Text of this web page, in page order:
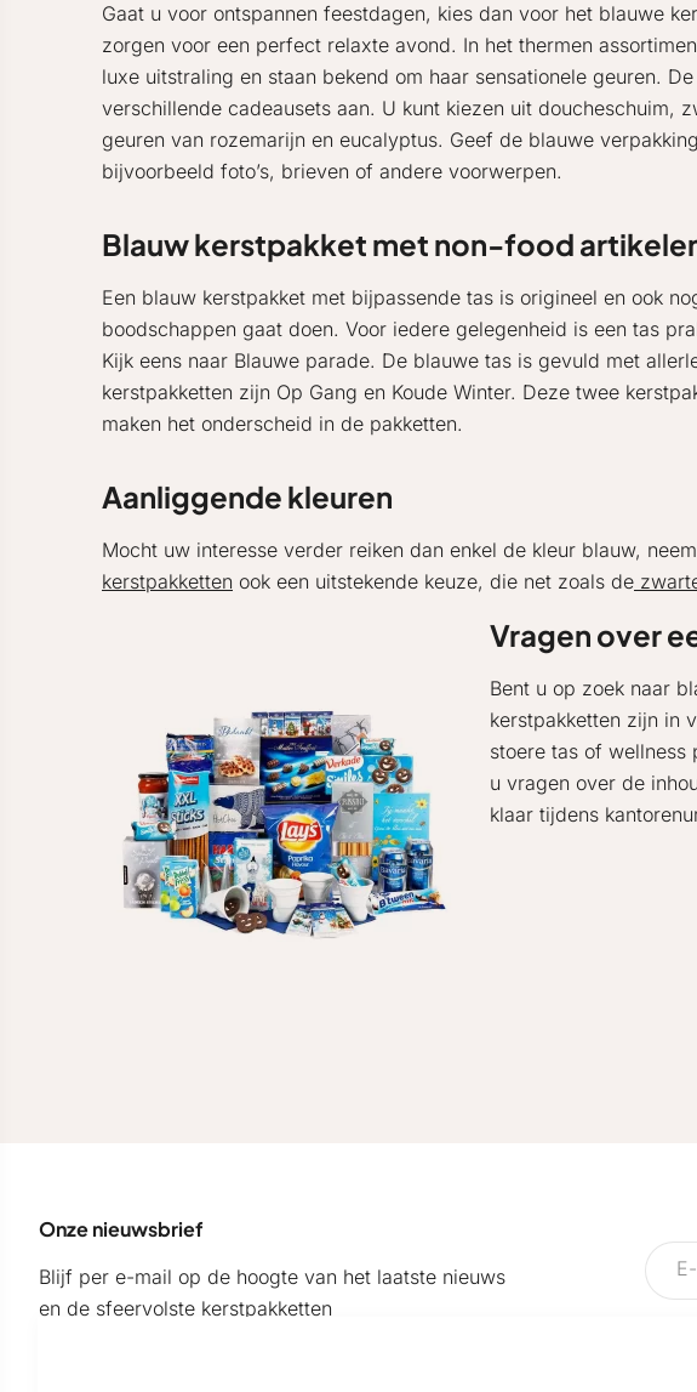
Gaat u voor ontspannen feestdagen, kies dan voor het blauwe
zorgen voor een perfect relaxte avond. In het thermen
luxe uitstraling en staan bekend om haar sensationele geuren.
verschillende cadeausets aan. U kunt kiezen uit doucheschuim,
geuren van rozemarijn en eucalyptus. Geef de blauwe
bijvoorbeeld foto’s, brieven of andere voorwerpen.
Blauw kerstpakket met non-food
Een blauw kerstpakket met bijpassende tas is origineel en ook
boodschappen gaat doen. Voor iedere gelegenheid is een tas
Kijk eens naar Blauwe parade. De blauwe tas is gevuld met
kerstpakketten zijn Op Gang en Koude Winter. Deze twee
maken het onderscheid in de pakketten.
Aanliggende kleuren
Mocht uw interesse verder reiken dan enkel de kleur blauw,
kerstpakketten ook een uitstekende keuze, die net zoals de
Vragen over
Bent u op zoek naar
kerstpakketten zijn in
stoere tas of wellness
u vragen over de
klaar tijdens
Onze nieuwsbrief
Blijf per e-mail op de hoogte van het laatste nieuws
en de sfeervolste kerstpakketten